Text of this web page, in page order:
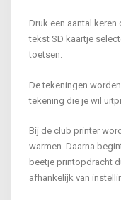
Druk een aantal
tekst SD kaartje
toetsen.
De tekeningen
tekening die je wil
Bij de club printer
warmen. Daarna
beetje printopdracht
afhankelijk van